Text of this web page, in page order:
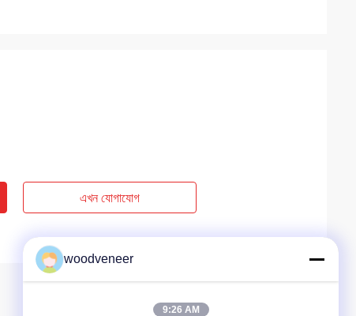
এখন যোগাযোগ
woodveneer
9:26 AM